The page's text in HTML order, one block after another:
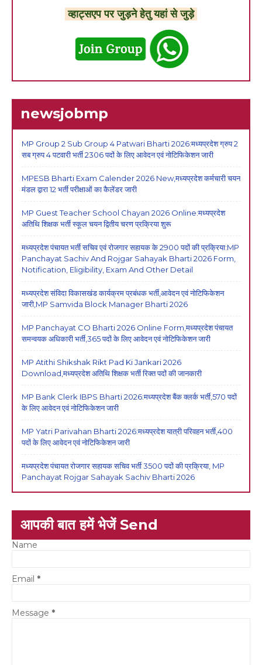
व्हाट्सएप पर जुड़ने हेतु यहां से जुड़े
newsjobmp
MP Group 2 Sub Group 4 Patwari Bharti 2026:मध्यप्रदेश ग्रुप 2
सब ग्रुप 4 पटवारी भर्ती 2306 पदों के लिए आवेदन एवं नोटिफिकेशन जारी
MPESB Bharti Exam Calender 2026 New,मध्यप्रदेश कर्मचारी चयन
मंडल द्वारा 12 भर्ती परीक्षाओं का कैलेंडर जारी
MP Guest Teacher School Chayan 2026 Online:मध्यप्रदेश
अतिथि शिक्षक भर्ती स्कूल चयन द्वितीय चरण प्रक्रिया शुरू
मध्यप्रदेश पंचायत भर्ती सचिव एवं रोजगार सहायक के 2900 पदों की प्रक्रिया:MP
Panchayat Sachiv And Rojgar Sahayak Bharti 2026 Form,
Notification, Eligibility, Exam And Other Detail
मध्यप्रदेश संविदा विकासखंड कार्यक्रम प्रबंधक भर्ती,आवेदन एवं नोटिफिकेशन
जारी,MP Samvida Block Manager Bharti 2026
MP Panchayat CO Bharti 2026 Online Form,मध्यप्रदेश पंचायत
समन्वयक अधिकारी भर्ती,365 पदों के लिए आवेदन एवं नोटिफिकेशन जारी
MP Atithi Shikshak Rikt Pad Ki Jankari 2026
Download,मध्यप्रदेश अतिथि शिक्षक भर्ती रिक्त पदों की जानकारी
MP Bank Clerk IBPS Bharti 2026:मध्यप्रदेश बैंक क्लर्क भर्ती,570 पदों
के लिए आवेदन एवं नोटिफिकेशन जारी
MP Yatri Parivahan Bharti 2026:मध्यप्रदेश यात्री परिवहन भर्ती,400
पदों के लिए आवेदन एवं नोटिफिकेशन जारी
मध्यप्रदेश पंचायत रोजगार सहायक सचिव भर्ती 3500 पदों की प्रक्रिया, MP
Panchayat Rojgar Sahayak Sachiv Bharti 2026
आपकी बात हमें भेजें Send
Name
Email *
Message *